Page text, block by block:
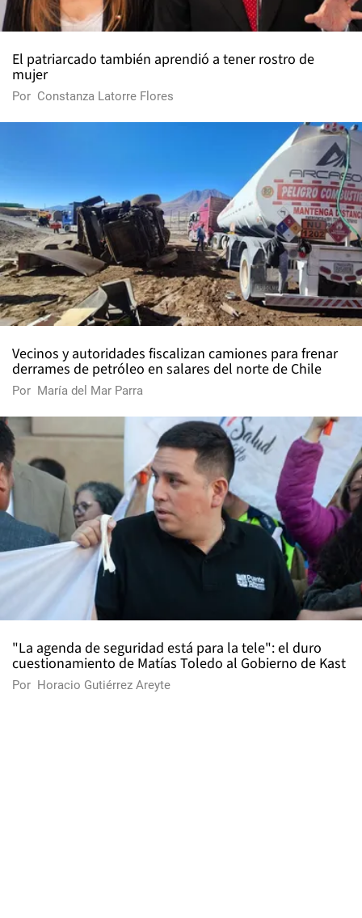
El patriarcado también aprendió a tener rostro de
mujer
Por Constanza Latorre Flores
Vecinos y autoridades fiscalizan camiones para frenar
derrames de petróleo en salares del norte de Chile
Por María del Mar Parra
"La agenda de seguridad está para la tele": el duro
cuestionamiento de Matías Toledo al Gobierno de Kast
Por Horacio Gutiérrez Areyte